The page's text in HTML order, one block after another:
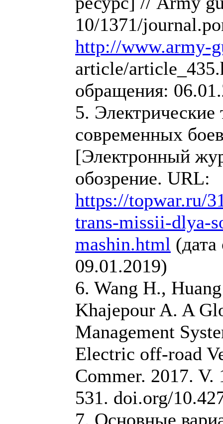
10/1371/
http://www.army-
article/
обращения:
5.
современных
[Электронный
обозрение. URL:
https://topwar.ru/
trans-missii-dlya-
mashin.html
09.01.2019)
6. Wang H.,
Khajepour A. A
Management
Electric off-road
Commer. 2017. V.
531. doi.org/
7. Основные